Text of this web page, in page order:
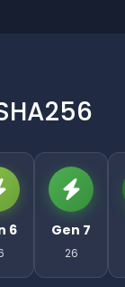
6 Gen 7
26